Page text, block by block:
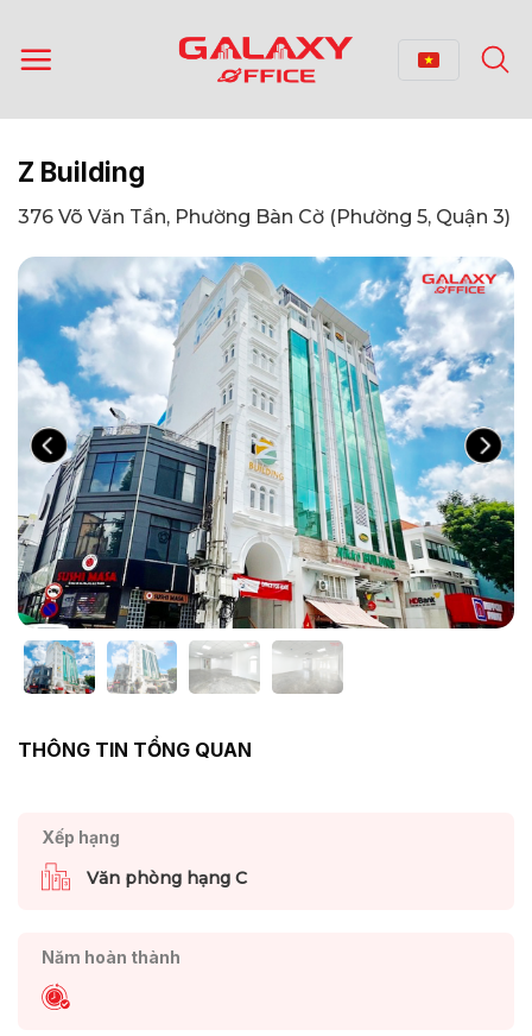
qua
nội
Z Building
376 Võ Văn Tần, Phường Bàn Cờ (Phường 5, Quận 3)
THÔNG TIN TỔNG QUAN
Xếp hạng
Văn phòng hạng C
Năm hoàn thành